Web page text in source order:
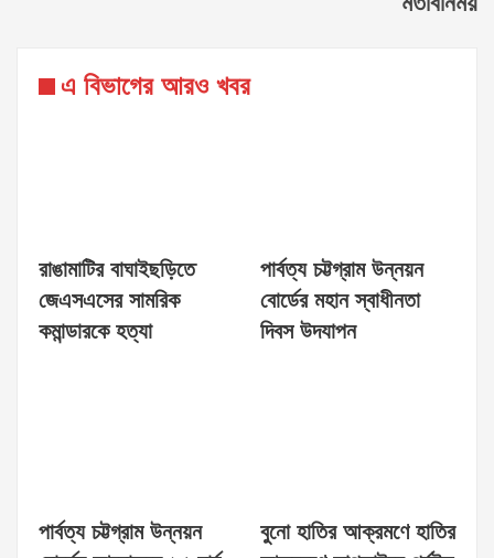
এ বিভাগের আরও খবর
রাঙামাটির বাঘাইছড়িতে
জেএসএসের সামরিক
কমান্ডারকে হত্যা
পার্বত্য চট্টগ্রাম উন্নয়ন
বোর্ডের মহান স্বাধীনতা
দিবস উদযাপন
পার্বত্য চট্টগ্রাম উন্নয়ন
বুনো হাতির আক্রমণে হাতির